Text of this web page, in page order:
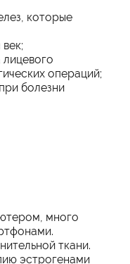
которые
операций;
болезни
много
ткани.
эстрогенами